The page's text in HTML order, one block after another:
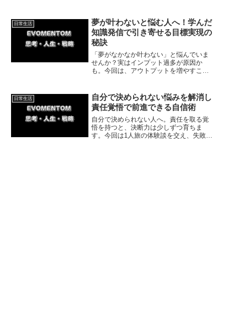
築くための具体的なステップと心構えを
紹介していきます。
日常生活
夢が叶わないと悩む人へ！学んだ
知識発信で引き寄せる目標実現の
秘訣
「夢がなかなか叶わない」と悩んでいま
せんか？実はインプット過多が原因か
も。今回は、アウトプットを増やすこと
簡単な一歩を紹介します。まずは1つ実践
してみましょう！
日常生活
自分で決められない悩みを解消し
責任覚悟で前進できる自信術
自分で決められない人へ。責任を取る覚
悟を持つと、決断力は少しずつ育ちま
す。今回は1人旅の体験談を交え、失敗を